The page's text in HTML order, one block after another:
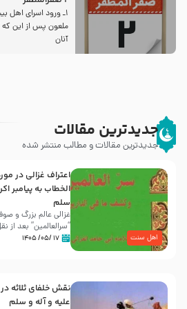
1ـ ورود اسراى اهل
ملعون پس از این كه
آنان
جدیدترین مقالات
جدیدترین مقالات و مطالب منتشر شده
اهل سنت
اعتراف غزالی در
الخطاب به پیامبر
سلم
غزالی عالم بزرگ و
“سرالعالمین” بعد
۱۷ /۰۵/ ۱۴۰۵
نقش خلفای ثلاثه در
علیه و آله و سلم